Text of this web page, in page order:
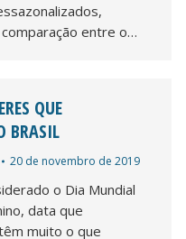
entre o…
QUE
BRASIL
20 de novembro de 2019
o Dia Mundial
data que
muito o que